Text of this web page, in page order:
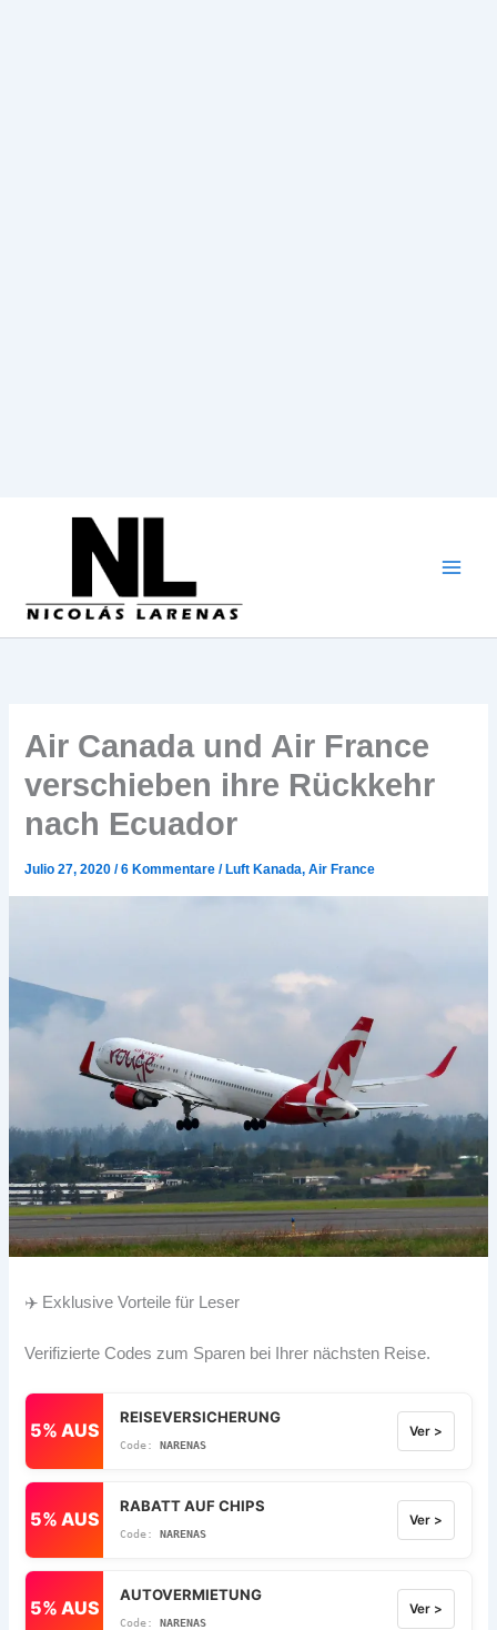
Air Canada und Air France
verschieben ihre Rückkehr
nach Ecuador
Julio 27, 2020/6 Kommentare / Luft Kanada,Air France
✈️ Exklusive Vorteile für Leser
Verifizierte Codes zum Sparen bei Ihrer nächsten Reise.
5% AUS
REISEVERSICHERUNG
NARENAS
Ver >
5% AUS
RABATT AUF CHIPS
NARENAS
Ver >
5% AUS
AUTOVERMIETUNG
NARENAS
Ver >